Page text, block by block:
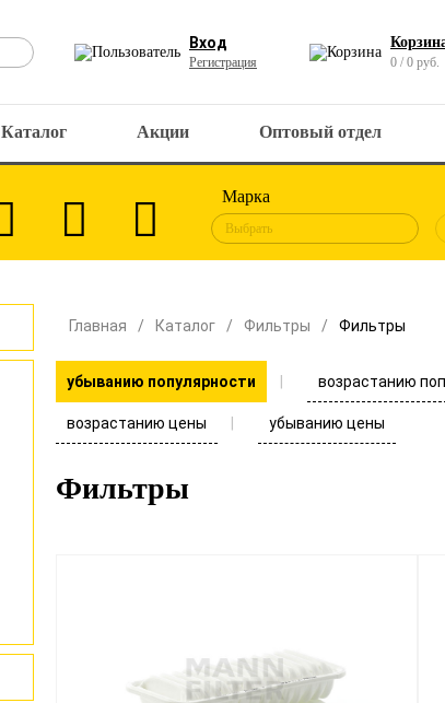
Вход
Регистрация 0 / 0 руб.
Каталог Акции Оптовый отдел
Марка
Выбрать
Главная Каталог Фильтры Фильтры
убыванию популярности возрастанию
возрастанию цены убыванию цены
Фильтры